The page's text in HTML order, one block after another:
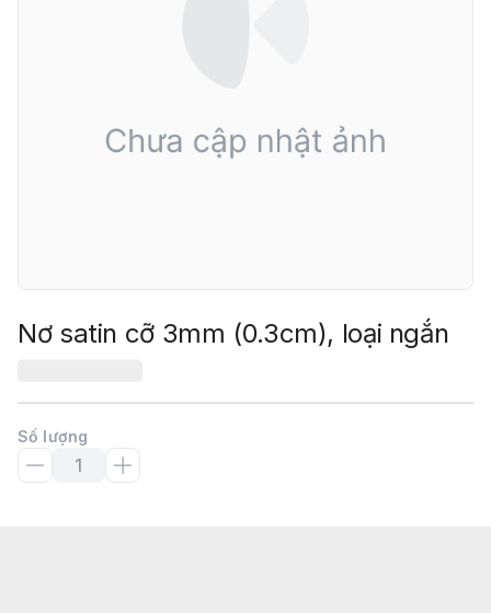
Nơ satin cỡ 3mm (0.3cm), loại ngắn
Số lượng